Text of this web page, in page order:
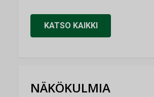
KATSO KAIKKI
NÄKÖKULMIA